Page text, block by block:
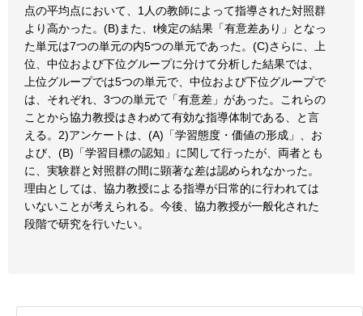
点の平均点において、1人の教師によって指導された対照群
より高かった。(B)また、t検定の結果「有意差あり」となっ
た単元は7つの単元の内5つの単元であった。(C)さらに、上
位、中位および下位グループに分けて分析した結果では、
上位グループでは5つの単元で、中位および下位グループで
は、それぞれ、3つの単元で「有意差」があった。これらの
ことから協力教授はきわめて有効な指導体制である、と言
える。2)アンケートは、(A)「学習態度・価値の形成」、お
よび、(B)「学習目標の認知」に関して行ったが、両者とも
に、実験群と対照群の間に顕著な差は認められなかった。
理由としては、協力教授による指導が日常的に行われては
いないことが考えられる。今後、協力教授が一般化された
段階で研究を行いたい。